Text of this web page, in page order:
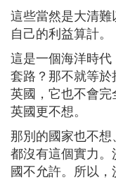
這些當然是大清
自己的利益算計。
這是一個海洋時
套路？那不就等
英國，它也不會
英國更不想。
那別的國家也不
都沒有這個實力
國不允許。所以